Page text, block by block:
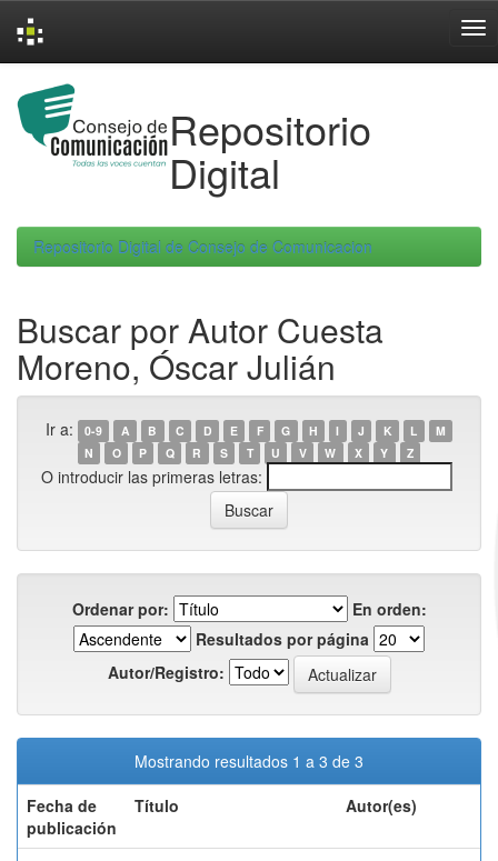
navigation
Repositorio
Digital
Repositorio Digital de Consejo de Comunicacion
Buscar por Autor Cuesta
Moreno, Óscar Julián
Ir a: 0-9 A B C D E F G H I J K L
M
N
O P Q R S T U V W X Y Z
O introducir las primeras letras:
Ordenar por:
En orden:
Resultados por página
Autor/Registro:
Mostrando resultados 1 a 3 de 3
Fecha de
publicación
Título Autor(es)